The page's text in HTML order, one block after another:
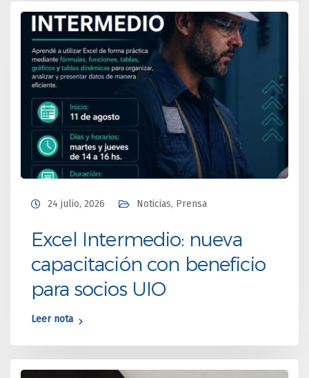
24 julio, 2026 Noticias, Prensa
Excel Intermedio: nueva
capacitación con beneficio
para socios UIO
Leer nota